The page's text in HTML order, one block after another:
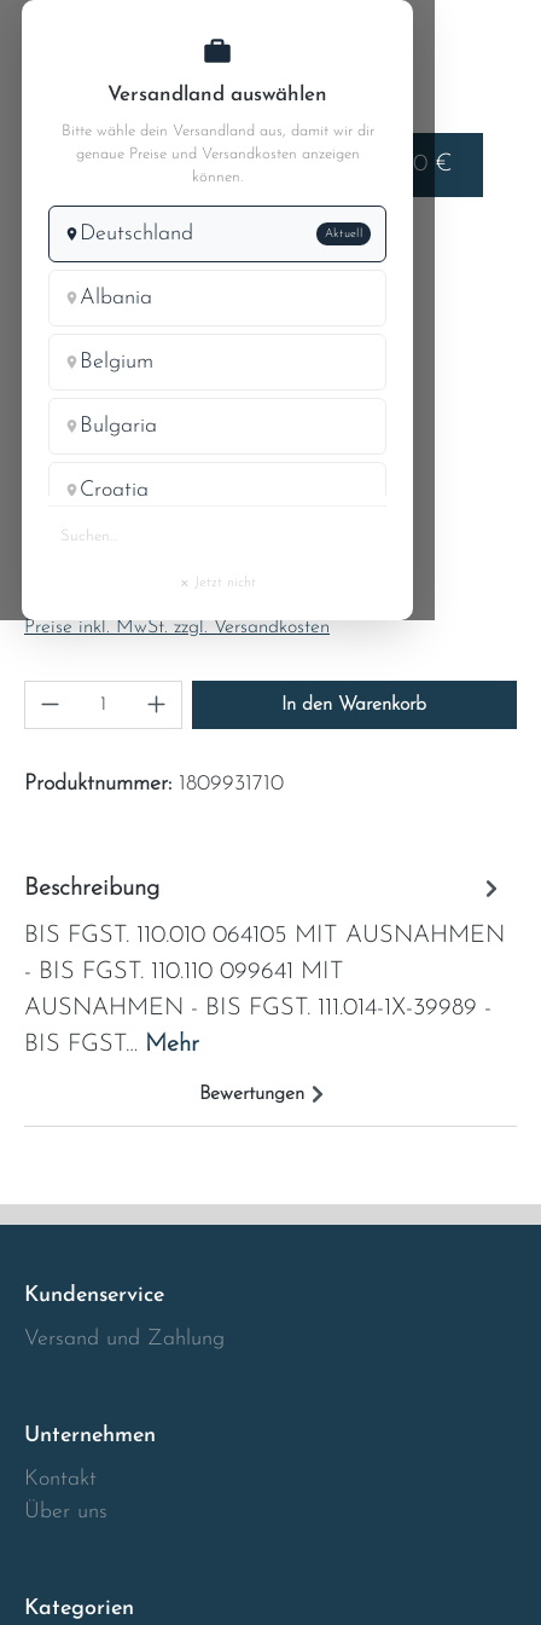
Liefern nach
Deutschland 0,00 €
MB W110
MB 190c 110.010
GASPEDAL
Preise inkl. MwSt. zzgl. Versandkosten
Produkt Anzahl: Gib den gewünschten Wert
In den Warenkorb
Produktnummer: 1809931710
Beschreibung
BIS FGST. 110.010 064105 MIT AUSNAHMEN
- BIS FGST. 110.110 099641 MIT
AUSNAHMEN - BIS FGST. 111.014-1X-39989 -
BIS FGST… Mehr
Bewertungen
Kundenservice
Versand und Zahlung
Unternehmen
Kontakt
Über uns
Kategorien
Versandland auswählen
Bitte wähle dein Versandland aus, damit wir dir
genaue Preise und Versandkosten anzeigen
können.
Deutschland Aktuell
Albania
Belgium
Bulgaria
Croatia
Czech Republic
Denmark
France
Greece
Hungary
Italia
Luxembourg
Montenegro
× Jetzt nicht